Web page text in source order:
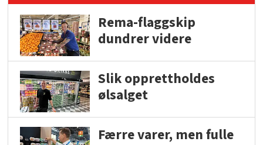
Rema-flaggskip
dundrer videre
Slik opprettholdes
ølsalget
Færre varer, men fulle